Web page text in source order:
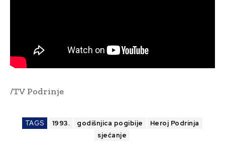
/TV Podrinje
TAGS 1993. godišnjica pogibije
Heroj Podrinja
sjećanje